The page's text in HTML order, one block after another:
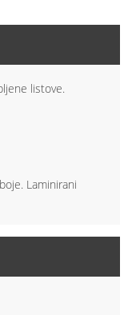
listove.
Laminirani